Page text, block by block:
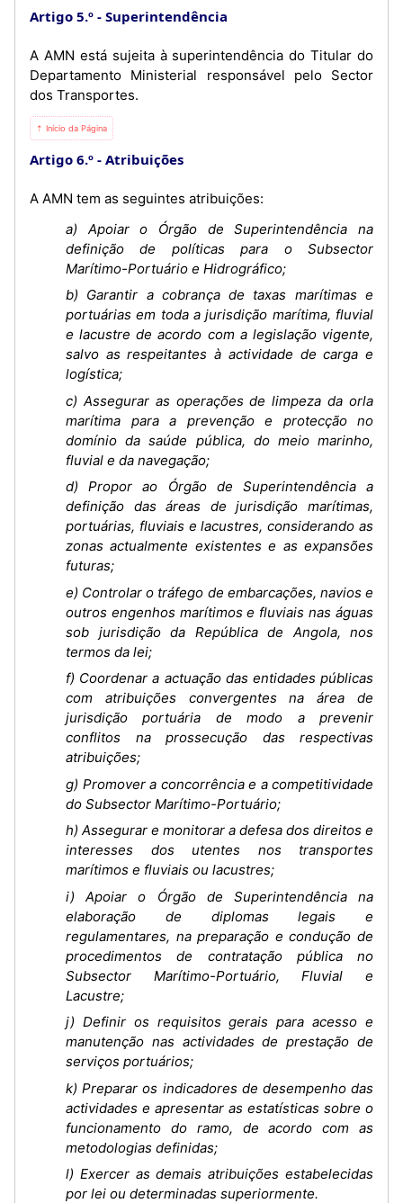
Artigo 5.º Superintendência
A AMN está sujeita à superintendência do Titular do
Departamento Ministerial responsável pelo Sector
dos Transportes.
⇡ Início da Página
Artigo 6.º Atribuições
A AMN tem as seguintes atribuições:
a) Apoiar o Órgão de Superintendência na
definição de políticas para o Subsector
Marítimo-Portuário e Hidrográfico;
b) Garantir a cobrança de taxas marítimas e
portuárias em toda a jurisdição marítima, fluvial
e lacustre de acordo com a legislação vigente,
salvo as respeitantes à actividade de carga e
logística;
c) Assegurar as operações de limpeza da orla
marítima para a prevenção e protecção no
domínio da saúde pública, do meio marinho,
fluvial e da navegação;
d) Propor ao Órgão de Superintendência a
definição das áreas de jurisdição marítimas,
portuárias, fluviais e lacustres, considerando as
zonas actualmente existentes e as expansões
futuras;
e) Controlar o tráfego de embarcações, navios e
outros engenhos marítimos e fluviais nas águas
sob jurisdição da República de Angola, nos
termos da lei;
f) Coordenar a actuação das entidades públicas
com atribuições convergentes na área de
jurisdição portuária de modo a prevenir
conflitos na prossecução das respectivas
atribuições;
g) Promover a concorrência e a competitividade
do Subsector Marítimo-Portuário;
h) Assegurar e monitorar a defesa dos direitos e
interesses dos utentes nos transportes
marítimos e fluviais ou lacustres;
i) Apoiar o Órgão de Superintendência na
elaboração de diplomas legais e
regulamentares, na preparação e condução de
procedimentos de contratação pública no
Subsector Marítimo-Portuário, Fluvial e
Lacustre;
j) Definir os requisitos gerais para acesso e
manutenção nas actividades de prestação de
serviços portuários;
k) Preparar os indicadores de desempenho das
actividades e apresentar as estatísticas sobre o
funcionamento do ramo, de acordo com as
metodologias definidas;
l) Exercer as demais atribuições estabelecidas
por lei ou determinadas superiormente.